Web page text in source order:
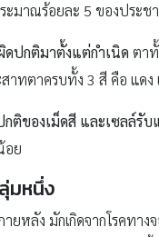
ะมาณร้อยละ 5 ของประช
ปกติมาตั้งแต่กำเนิด ตา
าทตาครบทั้ง 3 สี คือ แด
ติของเม็ดสี และเซลล์รั
อย
มหนึ่ง
หลัง มักเกิดจากโรคทาง